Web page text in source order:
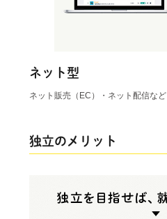
ネット型
ネット販売（EC）・ネット配信など
独立のメリット